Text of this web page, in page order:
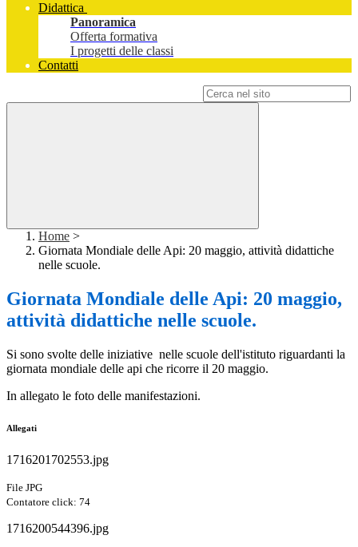
Didattica
Panoramica
Offerta formativa
I progetti delle classi
Contatti
Home >
Giornata Mondiale delle Api: 20 maggio, attività didattiche
nelle scuole.
Giornata Mondiale delle Api: 20 maggio,
attività didattiche nelle scuole.
Si sono svolte delle iniziative nelle scuole dell'istituto riguardanti la
giornata mondiale delle api che ricorre il 20 maggio.
In allegato le foto delle manifestazioni.
Allegati
1716201702553.jpg
File JPG
Contatore click: 74
1716200544396.jpg